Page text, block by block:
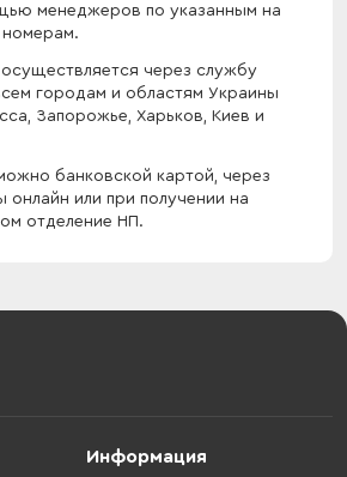
менеджеров по указанным на
через службу
городам и областям Украины
Запорожье, Харьков, Киев и
банковской картой, через
онлайн или при получении на
отделение НП.
Информация